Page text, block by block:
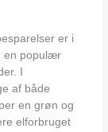
er i
en populær
I
af både
en grøn og
elforbruget